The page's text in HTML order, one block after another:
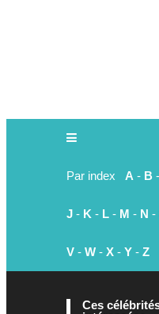
Par index A - B -
J - K - L - M - N -
V - W - X - Y - Z
Ces